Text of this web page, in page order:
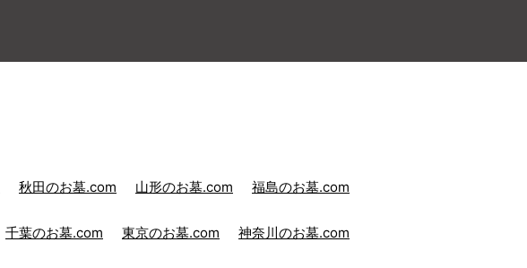
秋田のお墓.com 山形のお墓.com 福島のお墓.com
千葉のお墓.com 東京のお墓.com 神奈川のお墓.com